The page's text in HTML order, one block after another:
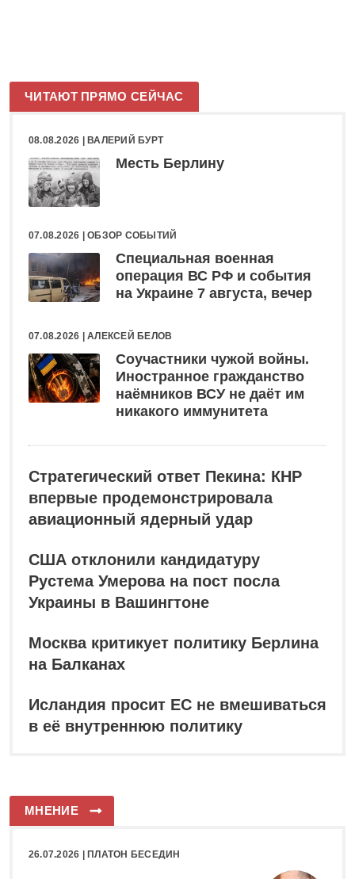
ЧИТАЮТ ПРЯМО СЕЙЧАС
08.08.2026 | ВАЛЕРИЙ БУРТ
Месть Берлину
07.08.2026 |ОБЗОР СОБЫТИЙ
Специальная военная
операция ВС РФ и события
на Украине 7 августа, вечер
07.08.2026 |АЛЕКСЕЙ БЕЛОВ
Соучастники чужой войны.
Иностранное гражданство
наёмников ВСУ не даёт им
никакого иммунитета
Стратегический ответ Пекина: КНР
впервые продемонстрировала
авиационный ядерный удар
США отклонили кандидатуру
Рустема Умерова на пост посла
Украины в Вашингтоне
Москва критикует политику Берлина
на Балканах
Исландия просит ЕС не вмешиваться
в её внутреннюю политику
МНЕНИЕ
26.07.2026 | ПЛАТОН БЕСЕДИН